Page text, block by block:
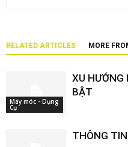
RELATED ARTICLES MORE
Máy móc - Dụng
Cụ
XU HƯỚNG
BẬT
THÔNG